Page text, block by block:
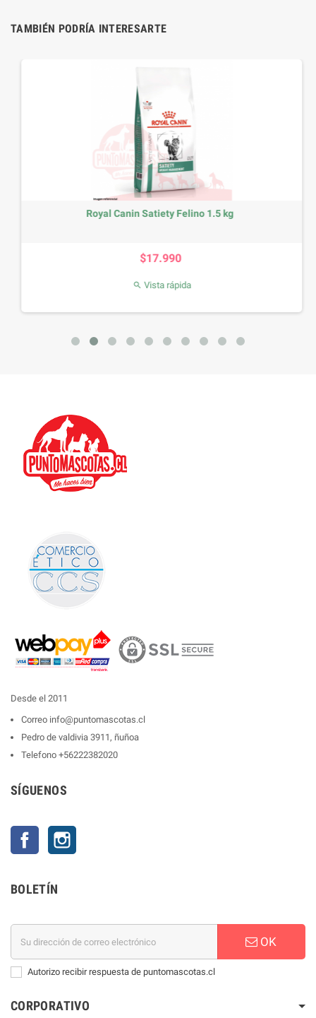
TAMBIÉN PODRÍA INTERESARTE
Royal Canin Satiety Felino 1.5 kg
$17.990
Vista rápida
Desde el 2011
Correo info@puntomascotas.cl
Pedro de valdivia 3911, ñuñoa
Telefono +56222382020
SÍGUENOS
Facebook
BOLETÍN
OK
Autorizo recibir respuesta de puntomascotas.cl
CORPORATIVO